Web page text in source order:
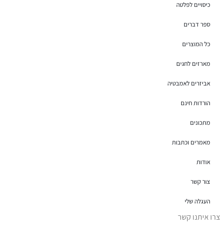
כיסויים לפלטה
ספר דברים
כל המוצרים
מארזים לחגים
אביזרים לאמבטיה
הורדות חינם
מתכונים
מאמרים וכתבות
אודות
צור קשר
העגלה שלי
צרו איתנו קשר